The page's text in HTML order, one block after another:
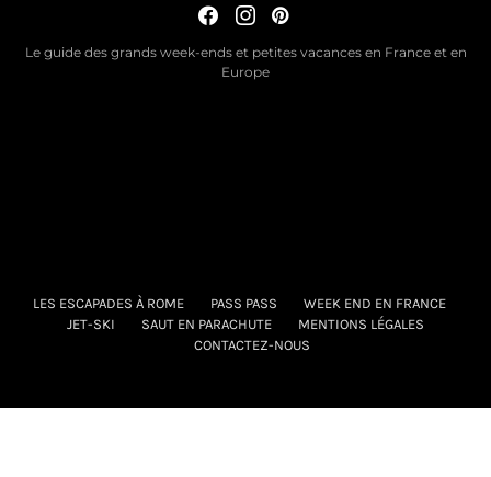
Le guide des grands week-ends et petites vacances en France et en
Europe
LES ESCAPADES À ROME PASS PASS
WEEK END EN FRANCE
JET-SKI
SAUT EN PARACHUTE
MENTIONS LÉGALES
CONTACTEZ-NOUS